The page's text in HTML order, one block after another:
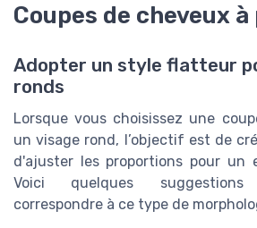
Coupes de cheveux
Adopter un style flatteur
ronds
Lorsque vous choisissez une
un visage rond, l’objectif est de
d'ajuster les proportions pour un
Voici quelques
correspondre à ce type de